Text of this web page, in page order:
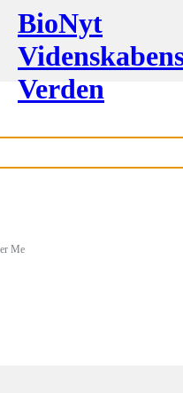
BioNyt
Verden
Me